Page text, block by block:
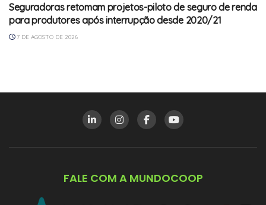
Seguradoras retomam projetos-piloto de seguro de renda
para produtores após interrupção desde 2020/21
7 DE AGOSTO DE 2026
FALE COM A MUNDOCOOP